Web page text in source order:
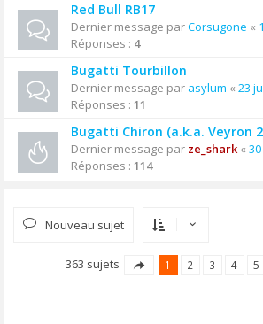
Red Bull RB17
Dernier message parCorsugone «
Réponses : 4
Bugatti Tourbillon
Dernier message par asylum « 23
Réponses : 11
Bugatti Chiron (a.k.a. Veyron
Dernier message par ze_shark«
Réponses : 114
Nouveau sujet
363 sujets 1 2 3 4 5